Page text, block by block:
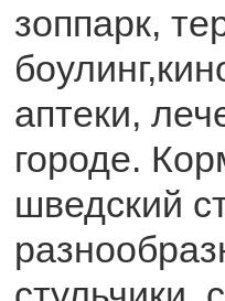
зоппарк,
аптеки,
городе.
шведский